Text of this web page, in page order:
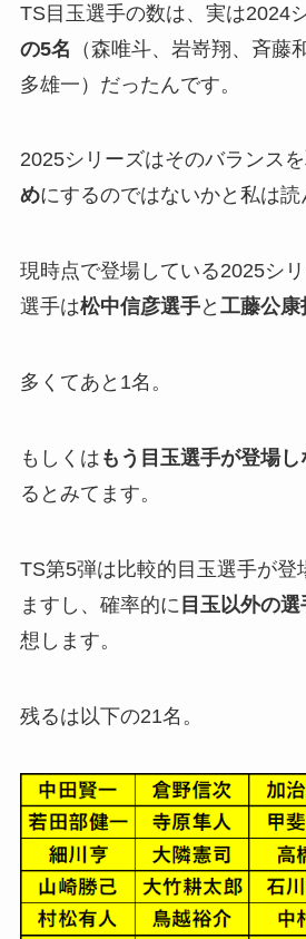
TS目玉選手の数は、実は2024
の5名 （森唯斗、岩嵜翔、斉藤
多雄一）だったんです。
2025シリーズはそのバランスを
めにするのではないかと私は読
現時点で登場している2025シ
選手は松中信彦選手と 工藤公康
多くてあと1名。
もしくは もう目玉選手が登場し
るとみてます。
TS第5弾は比較的目玉選手が登
ますし、確率的に 目玉以外の選
想します。
残るは以下の21名。